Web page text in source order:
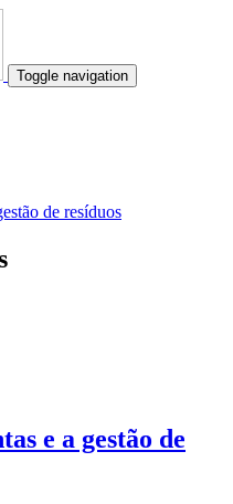
Toggle navigation
de resíduos
e a gestão de